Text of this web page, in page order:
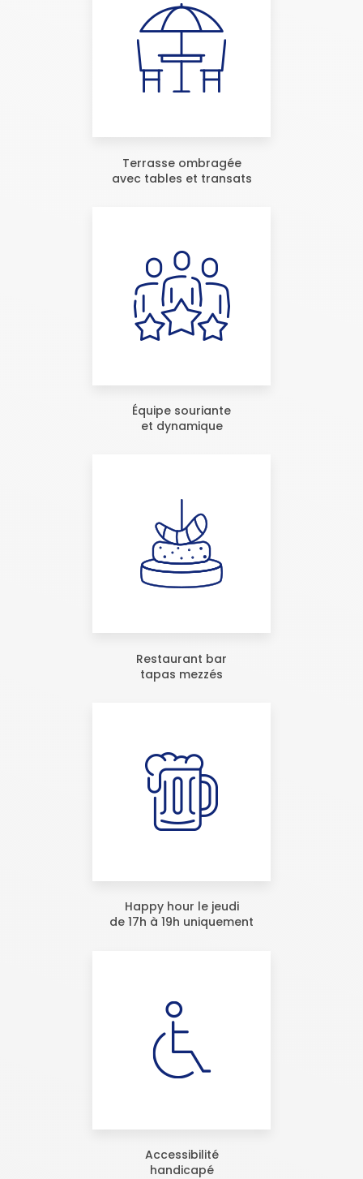
Terrasse ombragée
avec tables et transats
Équipe souriante
et dynamique
Restaurant bar
tapas mezzés
Happy hour le jeudi
de 17h à 19h uniquement
Accessibilité
handicapé